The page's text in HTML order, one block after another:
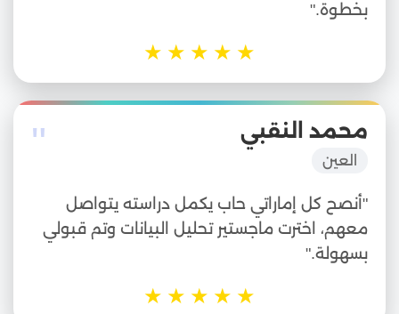
بخطوة."
★
★
★
★
★
" محمد النقبي
العين
"أنصح كل إماراتي حاب يكمل دراسته يتواصل
معهم، اخترت ماجستير تحليل البيانات وتم قبولي
بسهولة."
★
★
★
★
★